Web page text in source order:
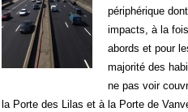
périphérique
impacts, à la
abords et pour
majorité des
ne pas voir
la Porte des Lilas et à la Porte de